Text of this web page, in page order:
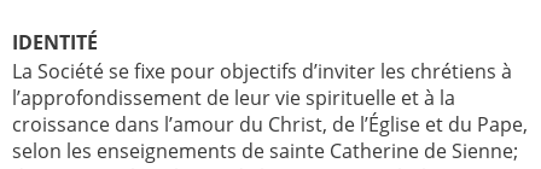
IDENTITÉ
La Société se fixe pour objectifs d’inviter les chrétiens à
l’approfondissement de leur vie spirituelle et à la
croissance dans l’amour du Christ, de l’Église et du Pape,
selon les enseignements de sainte Catherine de Sienne;